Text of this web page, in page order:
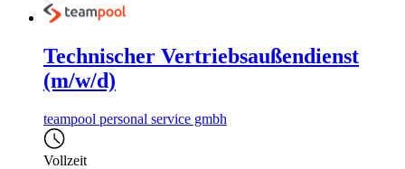
Technischer Vertriebsaußendienst
(m/w/d)
teampool personal service gmbh
Vollzeit